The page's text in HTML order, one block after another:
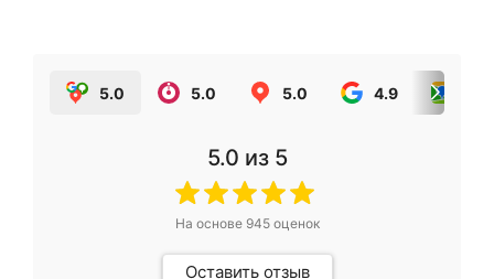
5.0 5.0 5.0 4.9
5.0 из 5
На основе 945оценок
Оставить отзыв